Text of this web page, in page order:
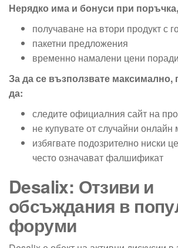
Нерядко има и бонуси при
получаване на втори продукт с
пакетни предложения
временно намалени цени
За да се възползвате максимално,
да:
следите официалния сайт на
не купувате от случайни онлайн
избягвате подозрително ниски
често означават фалшификат
Desalix: Отзиви и
обсъждания в
форуми